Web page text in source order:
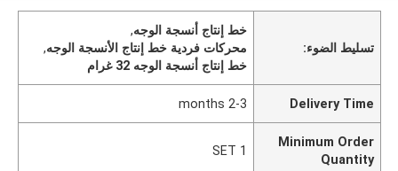
تسليط الضوء:
خط إنتاج أنسجة الوجه,
محركات فردية خط إنتاج الأنسجة الوجه,
خط إنتاج أنسجة الوجه 32 غرام
Delivery Time
2-3 months
Minimum Order
Quantity
1 SET